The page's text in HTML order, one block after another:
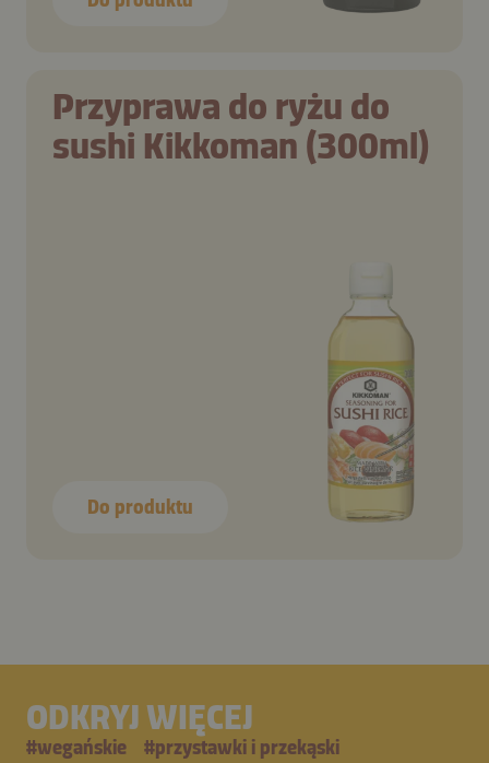
Przyprawa do ryżu do
sushi Kikkoman (300ml)
Do produktu
ODKRYJ WIĘCEJ
#wegańskie #przystawki i przekąski